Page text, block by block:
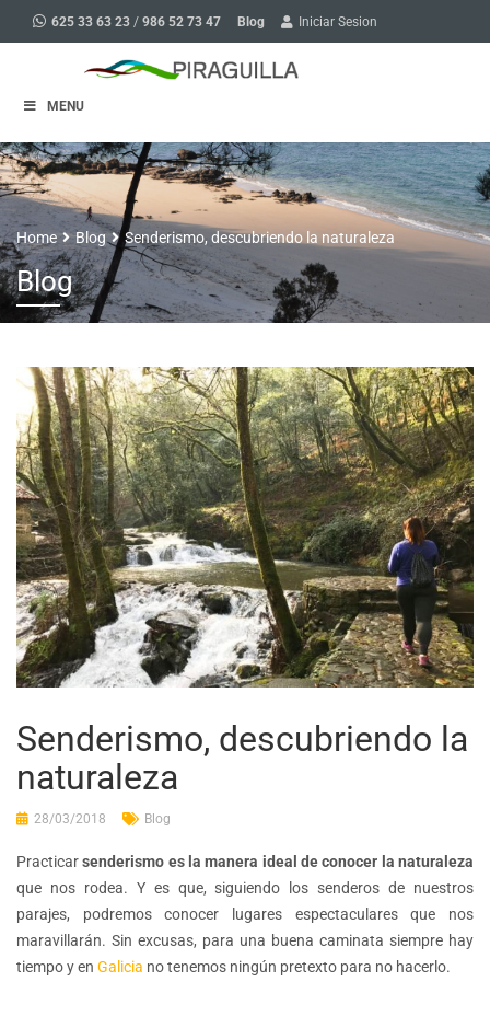
625 33 63 23 / 986 52 73 47 Blog Iniciar Sesion
MENU
Home Blog Senderismo, descubriendo la naturaleza
Blog
Senderismo, descubriendo la
naturaleza
28/03/2018 Blog
Practicarsenderismo es la manera ideal de conocer la naturaleza
que nos rodea. Y es que, siguiendo los senderos de nuestros
parajes, podremos conocer lugares espectaculares que nos
maravillarán. Sin excusas, para una buena caminata siempre hay
tiempo y en Galicia no tenemos ningún pretexto para no hacerlo.